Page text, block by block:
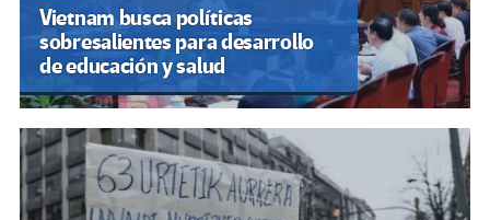
Vietnam busca políticas
sobresalientes para desarrollo
de educación y salud